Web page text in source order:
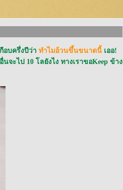
อบครึ่งปีว่า ทำไมอ้วนขึ้นขนาดนี้ เออ!
จะไป 10 โลยังไง ทางเราขอKeep ข้าง